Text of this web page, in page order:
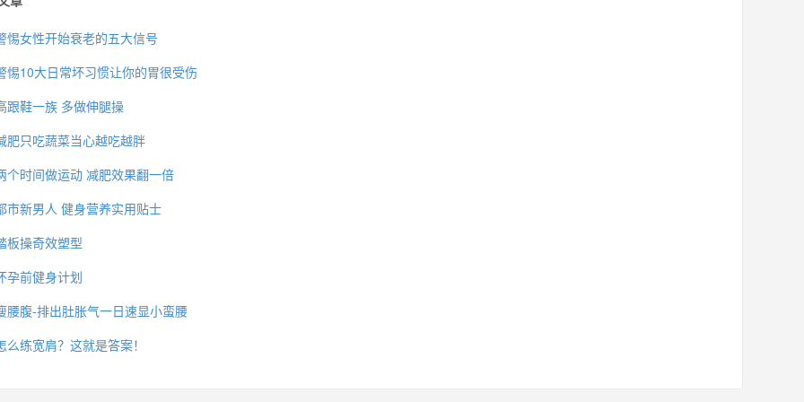
惕女性开始衰老的五大信号
惕10大日常坏习惯让你的胃很受伤
跟鞋一族 多做伸腿操
肥只吃蔬菜当心越吃越胖
个时间做运动 减肥效果翻一倍
市新男人 健身营养实用贴士
板操奇效塑型
孕前健身计划
腰腹-排出肚胀气一日速显小蛮腰
么练宽肩？这就是答案！